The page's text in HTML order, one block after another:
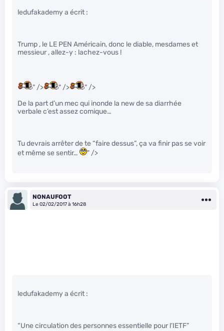
ledufakademy a écrit :
Trump , le LE PEN Américain, donc le diable, mesdames et
messieur , allez-y : lachez-vous !
" /> " />
" />
De la part d’un mec qui inonde la new de sa diarrhée
verbale c’est assez comique…
Tu devrais arrêter de te “faire dessus”, ça va finir pas se voir
et même se sentir…
" />
NONAUFOOT
Le 02/02/2017 à 16h28
ledufakademy a écrit :
“Une circulation des personnes essentielle pour l’IETF”